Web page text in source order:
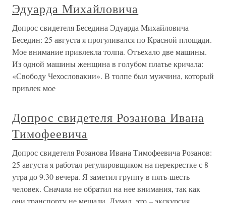
Эдуарда Михайловича
Допрос свидетеля Беседина Эдуарда Михайловича
Беседин: 25 августа я прогуливался по Красной площади.
Мое внимание привлекла толпа. Отъехало две машины.
Из одной машины женщина в голубом платье кричала:
«Свободу Чехословакии». В толпе был мужчина, который
привлек мое
Допрос свидетеля Розанова Ивана
Тимофеевича
Допрос свидетеля Розанова Ивана Тимофеевича Розанов:
25 августа я работал регулировщиком на перекрестке с 8
утра до 9.30 вечера. Я заметил группу в пять-шесть
человек. Сначала не обратил на нее внимания, так как